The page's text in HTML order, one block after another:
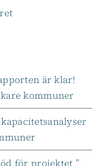
är klar!
kommuner
för projektet ”